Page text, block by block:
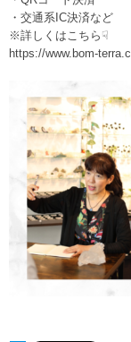
・交通系IC決済など
※詳しくはこちら☟
https://www.bom-